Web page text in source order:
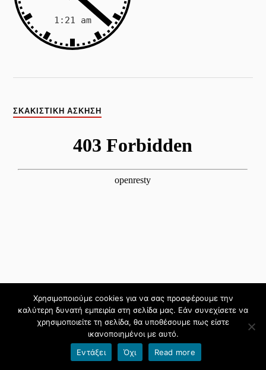
ΣΚΑΚΙΣΤΙΚΉ ΆΣΚΗΣΗ
Χρησιμοποιούμε cookies για να σας προσφέρουμε την
καλύτερη δυνατή εμπειρία στη σελίδα μας. Εάν συνεχίσετε να
χρησιμοποιείτε τη σελίδα, θα υποθέσουμε πως είστε
ικανοποιημένοι με αυτό.
Εντάξει
Όχι Read more